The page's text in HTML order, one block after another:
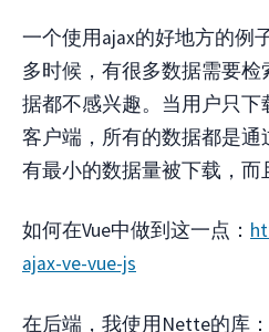
一个使用ajax的好地方的例
多时候，有很多数据需要
据都不感兴趣。当用户只下
客户端，所有的数据都是通
有最小的数据量被下载，而
如何在Vue中做到这一点：
ajax-ve-vue-js
在后端，我使用Nette的库：